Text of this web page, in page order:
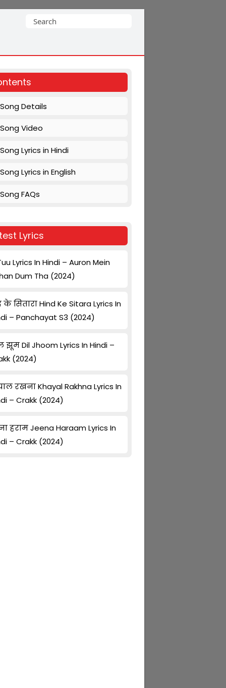
Search
Song Details
Song Video
Song Lyrics in Hindi
Song Lyrics in English
Song FAQs
Lyrics
Lyrics In Hindi – Auron Mein
Dum Tha (2024)
के सितारा Hind Ke Sitara Lyrics In
– Panchayat S3 (2024)
झूम Dil Jhoom Lyrics In Hindi –
(2024)
रखना Khayal Rakhna Lyrics In
– Crakk (2024)
हराम Jeena Haraam Lyrics In
– Crakk (2024)